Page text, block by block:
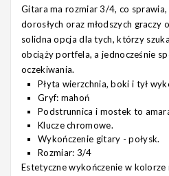
Gitara ma rozmiar 3/4, co
dorosłych oraz młodszych graczy
solidna opcja dla tych, którzy
obciąży portfela, a jednocześnie
oczekiwania.
Płyta wierzchnia, boki i tył
Gryf: mahoń
Podstrunnica i mostek to
Klucze chromowe.
Wykończenie gitary - połysk.
Rozmiar: 3/4
Estetyczne wykończenie w